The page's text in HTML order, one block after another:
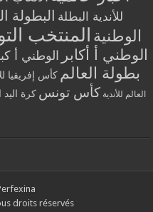
للأندية البطلة البطولة
الوطنية المنتخب
الوطني أ أكابر الوطني أ
بطولة العالم كأس إفريقيا
العالم للأندية كأس تونس كرة اليد
droits réservés